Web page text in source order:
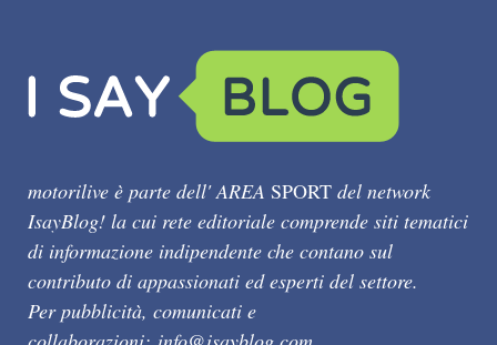
motorilive è parte dell' AREA SPORT del network
IsayBlog! la cui rete editoriale comprende siti tematici
di informazione indipendente che contano sul
contributo di appassionati ed esperti del settore.
Per pubblicità, comunicati e